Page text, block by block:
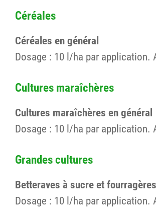
Céréales
Céréales en général
Dosage : 10 l/ha par
Cultures maraîchères
Cultures maraîchères en général
Dosage : 10 l/ha par
Grandes cultures
Betteraves à sucre et fourragères
Dosage : 10 l/ha par application.